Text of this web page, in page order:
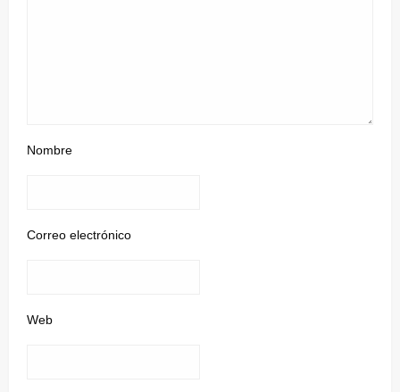
Nombre
Correo electrónico
Web